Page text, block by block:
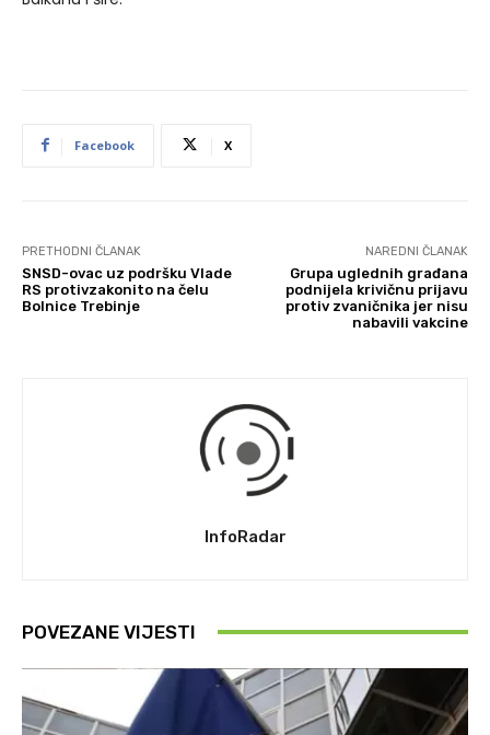
Facebook X
PRETHODNI ČLANAK
SNSD-ovac uz podršku Vlade
RS protivzakonito na čelu
Bolnice Trebinje
NAREDNI ČLANAK
Grupa uglednih građana
podnijela krivičnu prijavu
protiv zvaničnika jer nisu
nabavili vakcine
InfoRadar
POVEZANE VIJESTI